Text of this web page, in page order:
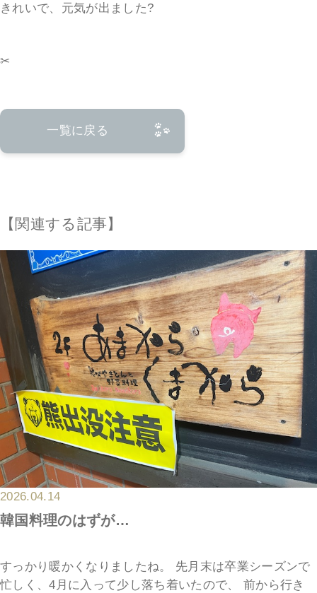
きれいで、元気が出ました?
✂
一覧に戻る
【関連する記事】
2026.04.14
韓国料理のはずが…
すっかり暖かくなりましたね。 先月末は卒業シーズンで
忙しく、4月に入って少し落ち着いたので、 前から行き